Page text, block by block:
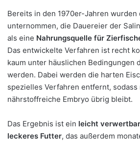
Bereits in den 1970er-Jahren wurden
unternommen, die Dauereier der
als eine Nahrungsquelle für
Das entwickelte Verfahren ist recht
kaum unter häuslichen Bedingungen
werden. Dabei werden die harten
spezielles Verfahren entfernt,
nährstoffreiche Embryo übrig bleibt.
Das Ergebnis ist ein leicht
leckeres Futter, das außerdem